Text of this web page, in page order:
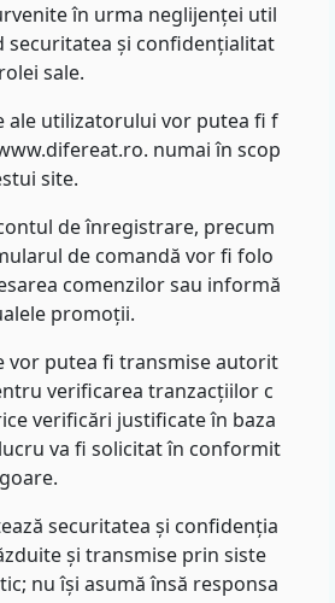
în urma neglijenței util
securitatea și confidențialitat
sale.
ale utilizatorului vor putea fi f
numai în scop
site.
de înregistrare, precum
de comandă vor fi folo
comenzilor sau informă
promoții.
vor putea fi transmise autorit
verificarea tranzacțiilor c
verificări justificate în baza
va fi solicitat în conformit
securitatea și confidenția
și transmise prin siste
nu își asumă însă responsa